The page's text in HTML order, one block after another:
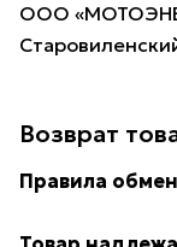
ООО
Возврат
Правила